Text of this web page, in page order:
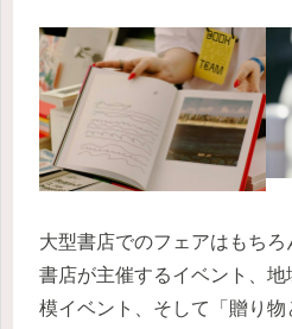
大型書店でのフェアはもち
書店が主催するイベント、
模イベント、そして「贈り物